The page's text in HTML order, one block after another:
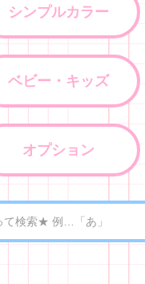
シンプルカラー
ベビー・キッズ
オプション